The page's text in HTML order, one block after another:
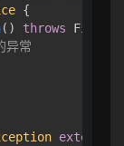
{
() throws
异常
extends